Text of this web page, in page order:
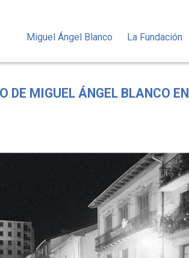
Miguel Ángel Blanco La Fundación
DE MIGUEL ÁNGEL BLANCO EN